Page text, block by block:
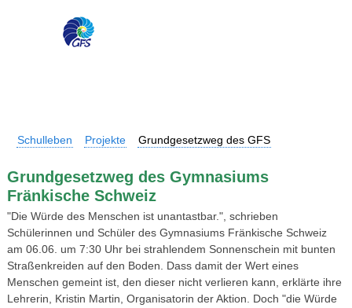
Schulleben Projekte Grundgesetzweg des GFS
Grundgesetzweg des Gymnasiums
Fränkische Schweiz
"Die Würde des Menschen ist unantastbar.", schrieben
Schülerinnen und Schüler des Gymnasiums Fränkische Schweiz
am 06.06. um 7:30 Uhr bei strahlendem Sonnenschein mit bunten
Straßenkreiden auf den Boden. Dass damit der Wert eines
Menschen gemeint ist, den dieser nicht verlieren kann, erklärte ihre
Lehrerin, Kristin Martin, Organisatorin der Aktion. Doch "die Würde